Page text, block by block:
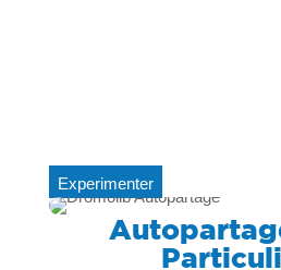
Experimenter